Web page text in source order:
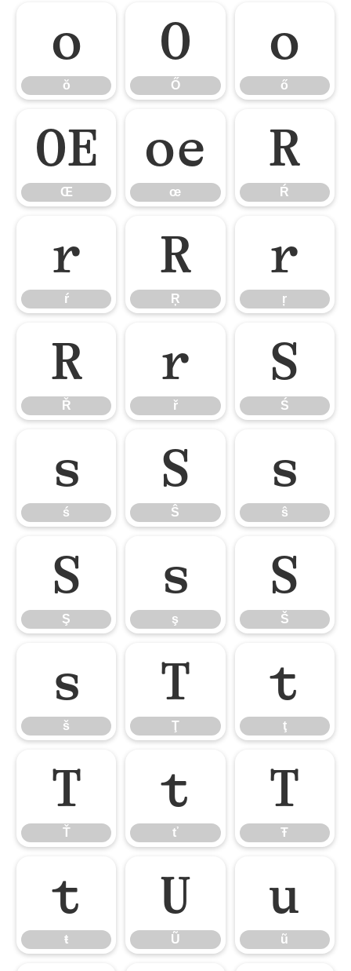
ŏ
ŏ
Ő
Ő
ő
ő
Œ
Œ
œ
œ
Ŕ
Ŕ
ŕ
ŕ
Ŗ
Ŗ
ŗ
ŗ
Ř
Ř
ř
ř
Ś
Ś
ś
ś
Ŝ
Ŝ
ŝ
ŝ
Ş
Ş
ş
ş
Š
Š
š
š
Ţ
Ţ
ţ
ţ
Ť
Ť
ť
ť
Ŧ
Ŧ
ŧ
ŧ
Ũ
Ũ
ũ
ũ